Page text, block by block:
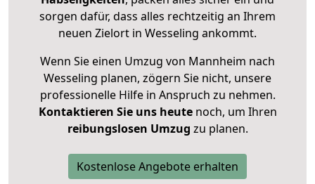
sorgen dafür, dass alles rechtzeitig an Ihrem
neuen Zielort in Wesseling ankommt.
Wenn Sie einen Umzug von Mannheim nach
Wesseling planen, zögern Sie nicht, unsere
professionelle Hilfe in Anspruch zu nehmen.
Kontaktieren Sie uns heutenoch, um Ihren
reibungslosen Umzug zu planen.
Kostenlose Angebote erhalten